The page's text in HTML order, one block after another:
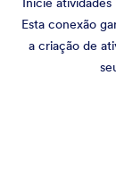
Esta conexão
a criação de